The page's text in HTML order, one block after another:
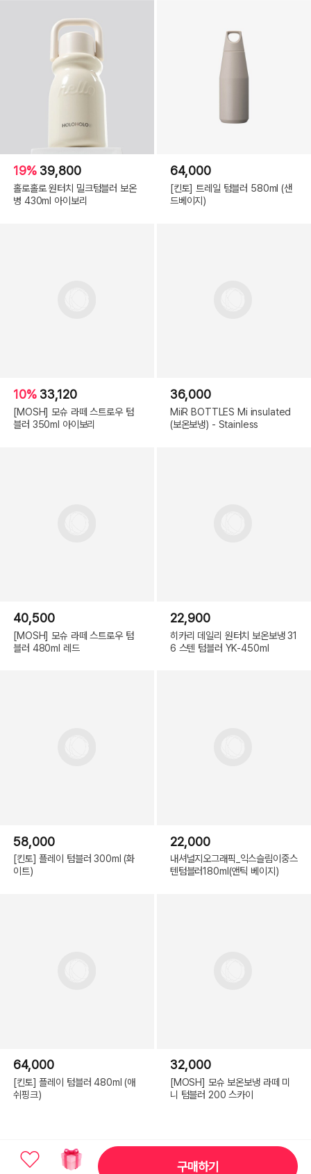
19% 39,800
홀로홀로 원터치 밀크텀블러 보온
병 430ml 아이보리
64,000
[킨토] 트레일 텀블러 580ml (샌
드베이지)
10% 33,120
[MOSH] 모슈 라떼 스트로우 텀
블러 350ml 아이보리
36,000
MiiR BOTTLES Mi insulated
(보온보냉) - Stainless
40,500
[MOSH] 모슈 라떼 스트로우 텀
블러 480ml 레드
22,900
히카리 데일리 원터치 보온보냉 31
6 스텐 텀블러 YK-450ml
58,000
[킨토] 플레이 텀블러 300ml (화
이트)
22,000
내셔널지오그래픽_익스슬림이중스
텐텀블러180ml(앤틱 베이지)
64,000
[킨토] 플레이 텀블러 480ml (애
쉬핑크)
32,000
[MOSH] 모슈 보온보냉 라떼 미
니 텀블러 200 스카이
구매하기